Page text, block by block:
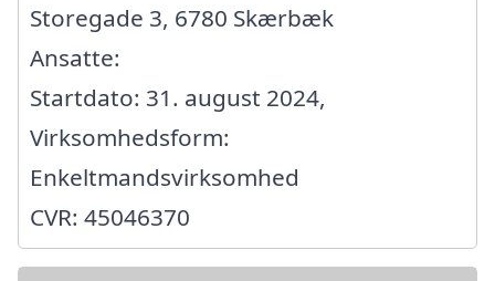
Storegade 3, 6780 Skærbæk
Ansatte:
Startdato: 31. august 2024,
Virksomhedsform:
Enkeltmandsvirksomhed
CVR: 45046370